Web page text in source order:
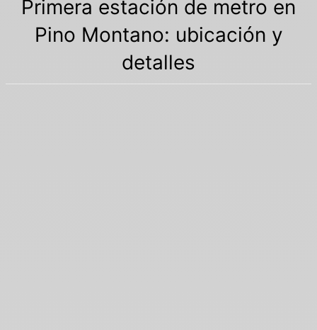
Primera estación de metro en
Pino Montano: ubicación y
detalles